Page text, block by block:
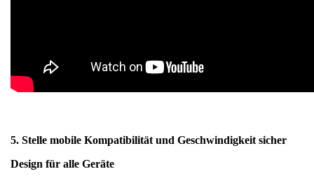
5. Stelle mobile Kompatibilität und Geschwindigkeit sicher
Design für alle Geräte